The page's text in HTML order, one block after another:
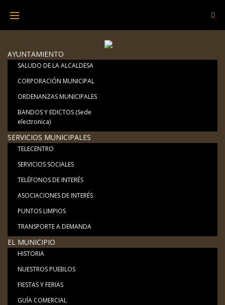
content
AYUNTAMIENTO
SALUDO DE LA ALCALDESA
CORPORACIÓN MUNICIPAL
ORDENANZAS MUNICIPALES
BANDOS Y EDICTOS (Sede
electronica)
SERVICIOS MUNICIPALES
TELECENTRO
SERVICIOS SOCIALES
TELÉFONOS DE INTERÉS
ASOCIACIONES DE INTERÉS
PUNTOS LIMPIOS
TRANSPORTE A DEMANDA
EL MUNICIPIO
HISTORIA
NUESTROS PUEBLOS
FIESTAS Y FERIAS
GUÍA COMERCIAL